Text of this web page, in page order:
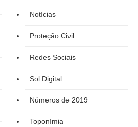
Notícias
Proteção Civil
Redes Sociais
Sol Digital
Números de 2019
Toponímia